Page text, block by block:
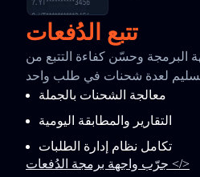
تتبع الدُفعات
البرمجة وحسّن كفاءة التتبع من
لعدة شحنات في طلب واحد
معالجة الشحنات بالجملة
التقارير والمطابقة اليومية
تكامل نظام إدارة الطلبات
جرّب واجهة برمجة الدُفعات </>